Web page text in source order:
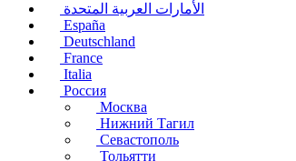
الأمارات العربية المتحدة
España
Deutschland
France
Italia
Россия
Москва
Нижний Тагил
Севастополь
Тольятти